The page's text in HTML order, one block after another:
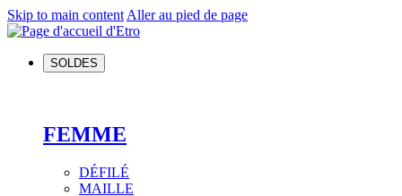
Skip to main content Aller au pied de page
SOLDES
FEMME
DÉFILÉ
MAILLE